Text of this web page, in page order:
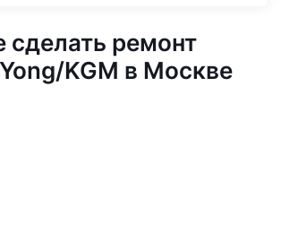
сделать ремонт
KGM в Москве